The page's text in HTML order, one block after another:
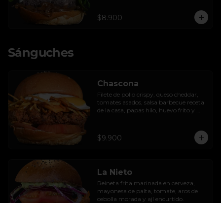
$8.900
Sánguches
Chascona
Filete de pollo crispy, queso cheddar,
tomates asados, salsa barbecue receta
de la casa, papas hilo, huevo frito y
$9.900
La Nieto
Reineta frita marinada en cerveza,
mayonesa de palta, tomate, aros de
cebolla morada y ají encurtido.